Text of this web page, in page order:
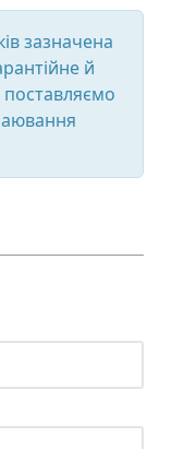
зазначена
й
поставляємо